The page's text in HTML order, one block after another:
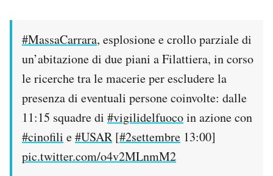
#MassaCarrara, esplosione e crollo parziale di
un’abitazione di due piani a Filattiera, in corso
le ricerche tra le macerie per escludere la
presenza di eventuali persone coinvolte: dalle
11:15 squadre di #vigilidelfuocoin azione con
#cinofili e#USAR [#2settembre 13:00]
pic.twitter.com/o4v2MLnmM2